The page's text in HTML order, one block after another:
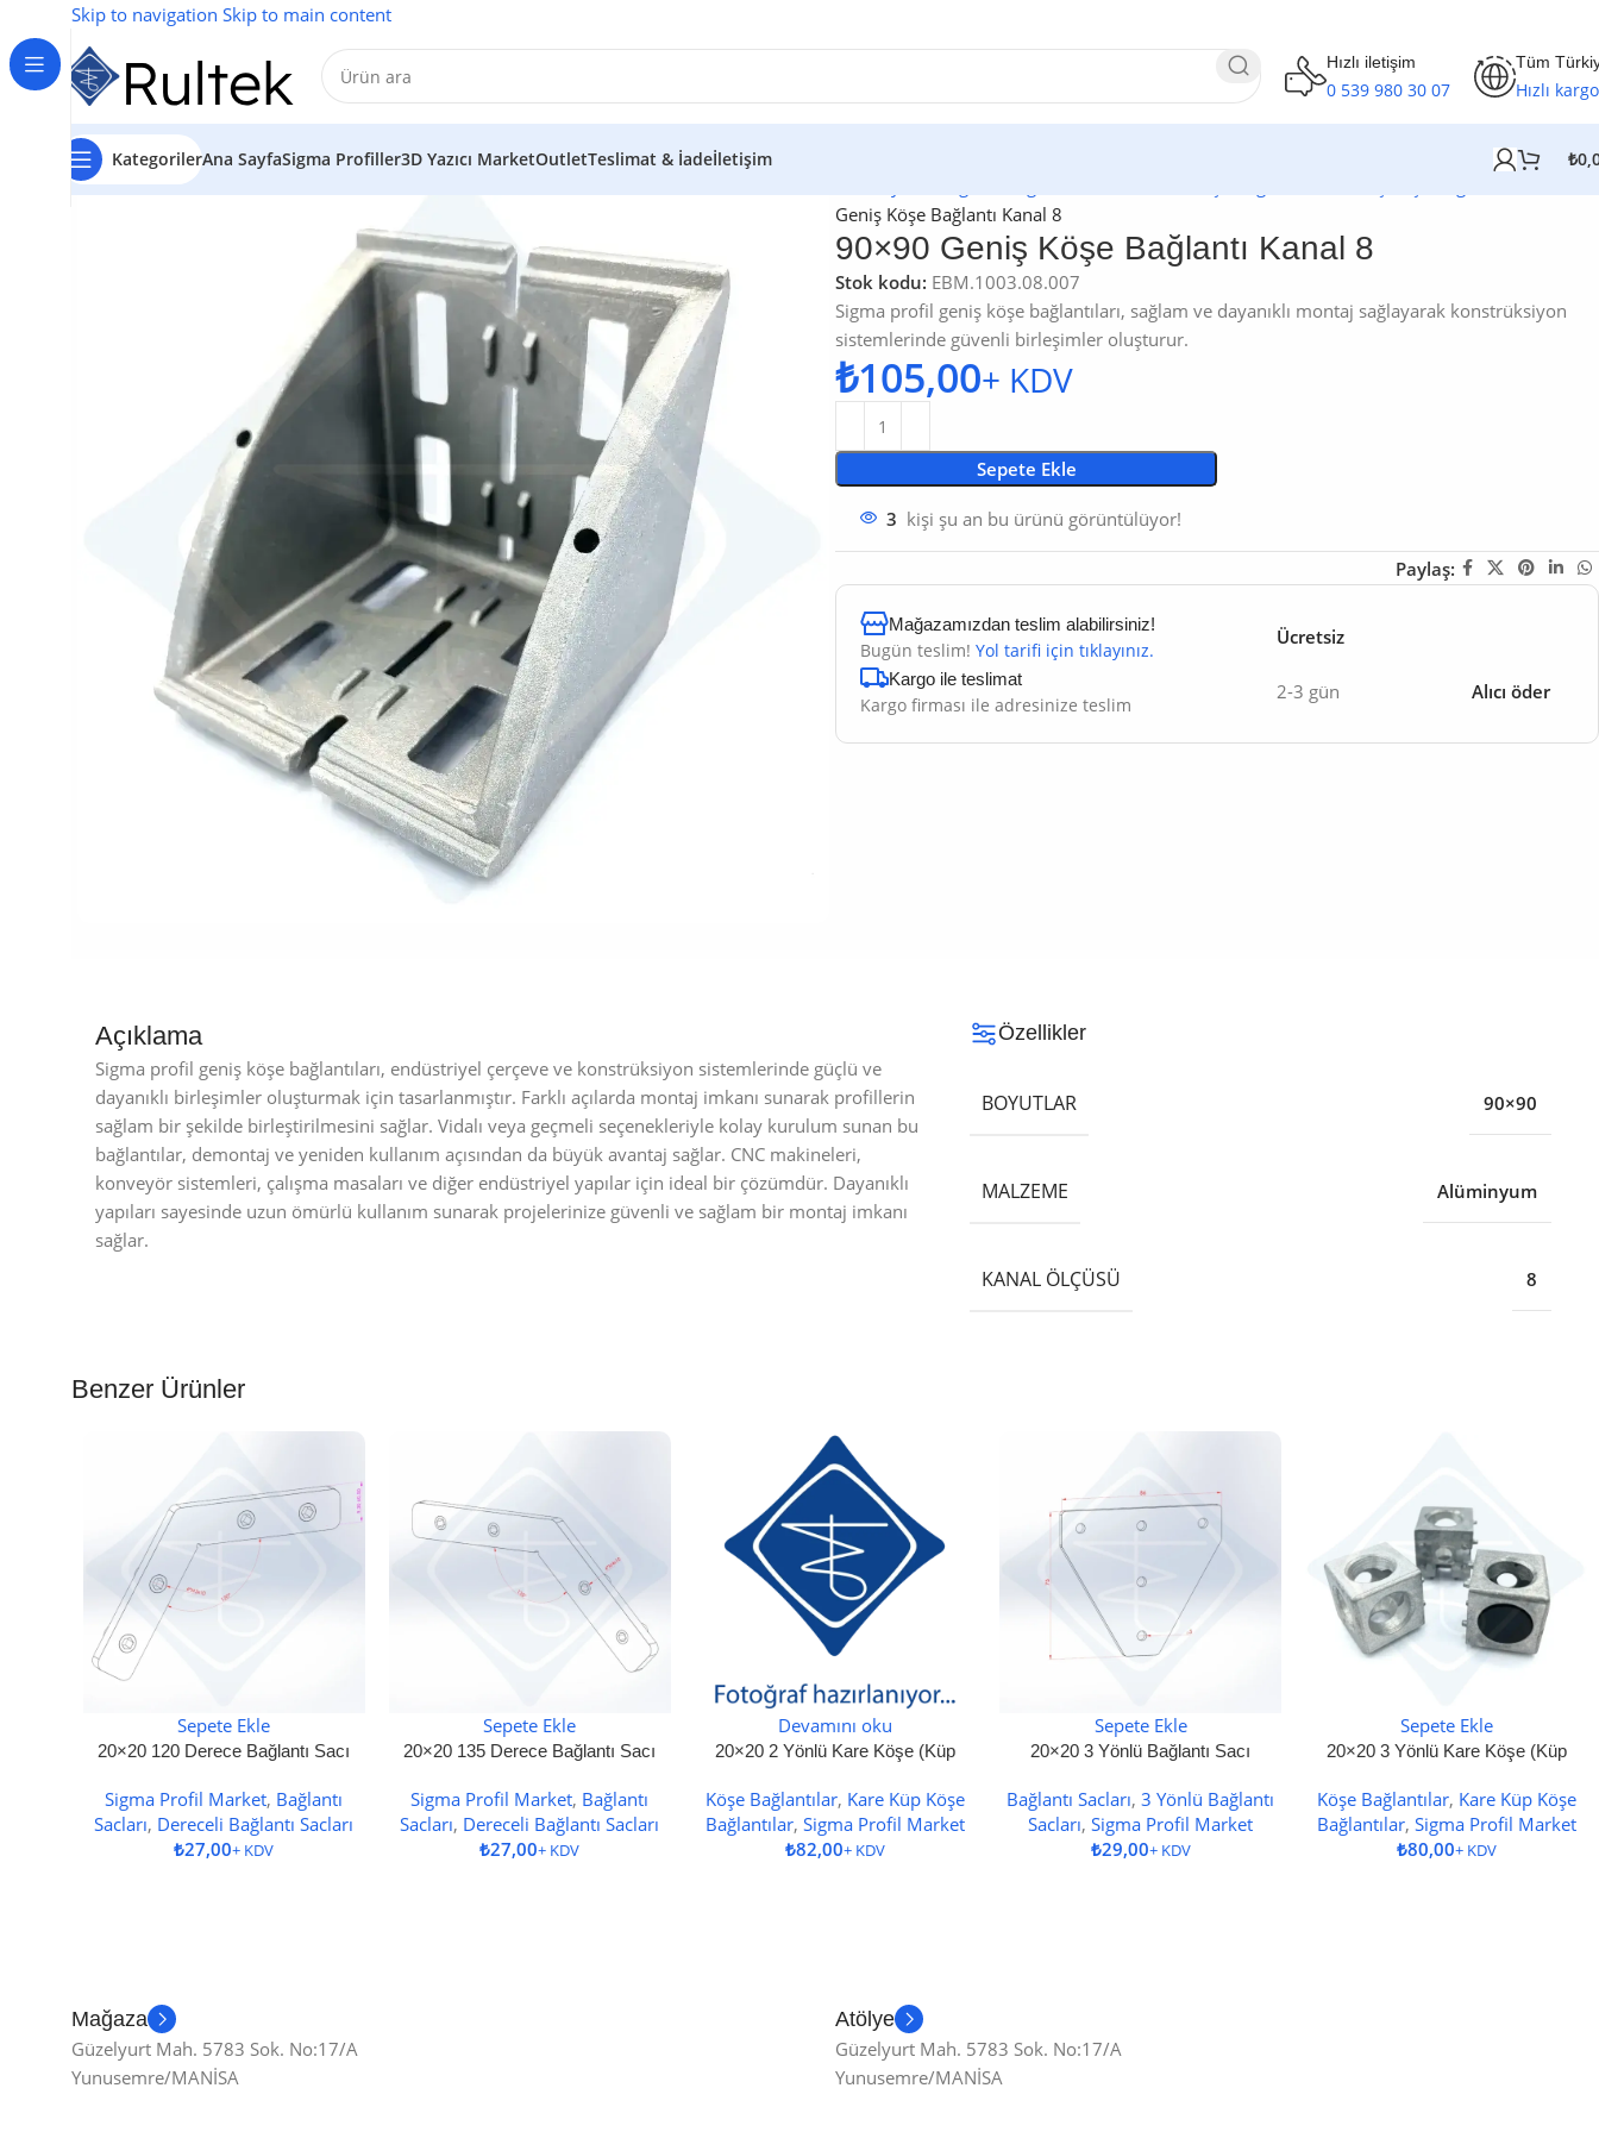
Skip to navigation Skip to main content
Hızlı iletişim
0 539 980 30 07
Tüm
Hızlı kargo
KategorilerAna SayfaSigma Profiller3D Yazıcı MarketOutletTeslimat & İadeİletişim ₺
Geniş Köşe Bağlantı Kanal 8
90×90 Geniş Köşe Bağlantı Kanal 8
Stok kodu: EBM.1003.08.007
Sigma profil geniş köşe bağlantıları, sağlam ve dayanıklı montaj sağlayarak konstrüksiyon
sistemlerinde güvenli birleşimler oluşturur.
₺
Sepete Ekle
3 kişi şu an bu ürünü görüntülüyor!
Paylaş:
Mağazamızdan teslim alabilirsiniz!
Bugün teslim! Yol tarifi için tıklayınız.
Ücretsiz
Kargo ile teslimat
Kargo firması ile adresinize teslim
2-3 gün Alıcı öder
Açıklama
Sigma profil geniş köşe bağlantıları, endüstriyel çerçeve ve konstrüksiyon sistemlerinde güçlü ve
dayanıklı birleşimler oluşturmak için tasarlanmıştır. Farklı açılarda montaj imkanı sunarak profillerin
sağlam bir şekilde birleştirilmesini sağlar. Vidalı veya geçmeli seçenekleriyle kolay kurulum sunan bu
bağlantılar, demontaj ve yeniden kullanım açısından da büyük avantaj sağlar. CNC makineleri,
konveyör sistemleri, çalışma masaları ve diğer endüstriyel yapılar için ideal bir çözümdür. Dayanıklı
yapıları sayesinde uzun ömürlü kullanım sunarak projelerinize güvenli ve sağlam bir montaj imkanı
sağlar.
Özellikler
BOYUTLAR 90×90
MALZEME Alüminyum
KANAL ÖLÇÜSÜ 8
Benzer Ürünler
Sepete Ekle
20×20 120 Derece Bağlantı Sacı
Sigma Profil Market, Bağlantı
Sacları, Dereceli Bağlantı Sacları
₺
Sepete Ekle
20×20 135 Derece Bağlantı Sacı
Sigma Profil Market, Bağlantı
Sacları, Dereceli Bağlantı Sacları
₺
Devamını oku
20×20 2 Yönlü Kare Köşe (Küp
Köşe Bağlantılar, Kare Küp Köşe
Bağlantılar, Sigma Profil Market
₺
Sepete Ekle
20×20 3 Yönlü Bağlantı Sacı
Bağlantı Sacları,3 Yönlü Bağlantı
Sacları,Sigma Profil Market
₺
Sepete Ekle
20×20 3 Yönlü Kare Köşe (Küp
Köşe Bağlantılar, Kare Küp Köşe
Bağlantılar, Sigma Profil Market
₺
Mağaza
Güzelyurt Mah. 5783 Sok. No:17/A
Yunusemre/MANİSA
Atölye
Güzelyurt Mah. 5783 Sok. No:17/A
Yunusemre/MANİSA